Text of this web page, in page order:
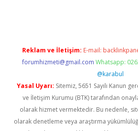
Reklam ve İletişim: E-mail:
forumhizmeti@gmail.com Whatsapp:
@karabul
Yasal Uyarı: Sitemiz, 5651 Sayılı Kanun
ve İletişim Kurumu (BTK) tarafından
olarak hizmet vermektedir. Bu nedenle,
olarak denetleme veya araştırma